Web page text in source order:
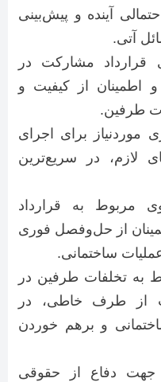
آینده و پیش‌بینی
آتی.
قرارداد مشارکت در
اطمینان از کیفیت و
طرفین.
موردنیاز برای اجرای
لازم، در سریع‌ترین
مربوط به قرارداد
از حل‌وفصل فوری
ساختمانی.
به تخلفات طرفین در
از طرف خاطی، در
و برهم خوردن
جهت دفاع از حقوقی